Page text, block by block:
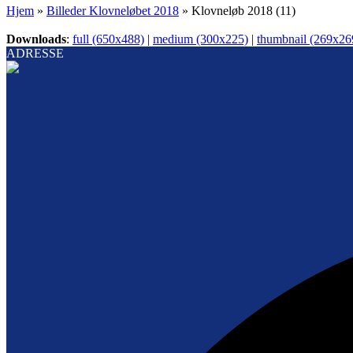
Hjem » Billeder Klovneløbet 2018 » Klovneløb 2018 (11)
Downloads: full (650x488) | medium (300x225) | thumbnail
ADRESSE